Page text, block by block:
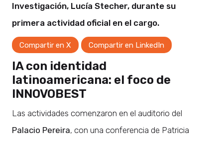
Investigación, Lucía Stecher, durante su
primera actividad oficial en el cargo.
Compartir en X Compartir en LinkedIn
IA con identidad
latinoamericana: el foco de
INNOVOBEST
Las actividades comenzaron en el auditorio del
Palacio Pereira, con una conferencia de Patricia